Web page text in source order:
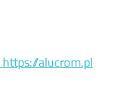
https://alucrom.pl